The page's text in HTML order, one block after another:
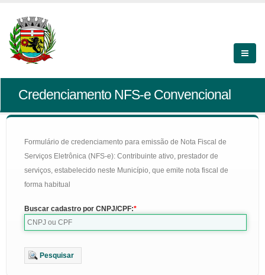
Credenciamento NFS-e Convencional
Formulário de credenciamento para emissão de Nota Fiscal de
Serviços Eletrônica (NFS-e): Contribuinte ativo, prestador de
serviços, estabelecido neste Município, que emite nota fiscal de
forma habitual
Buscar cadastro por CNPJ/CPF:
Pesquisar